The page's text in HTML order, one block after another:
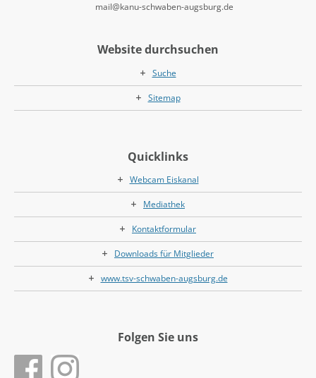
mail@kanu-schwaben-augsburg.de
Website durchsuchen
Suche
Sitemap
Quicklinks
Webcam Eiskanal
Mediathek
Kontaktformular
Downloads für Mitglieder
www.tsv-schwaben-augsburg.de
Folgen Sie uns